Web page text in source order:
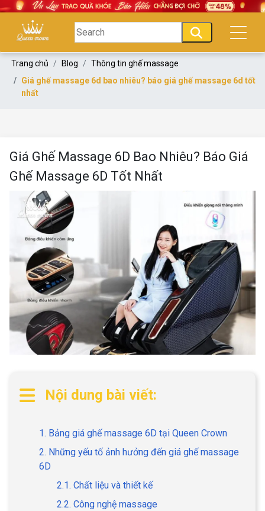
Trang chủ Blog
Thông tin ghế massage
Giá ghế massage 6d bao nhiêu? báo giá ghế massage 6d tốt
nhất
Giá Ghế Massage 6D Bao Nhiêu? Báo Giá
Ghế Massage 6D Tốt Nhất
Nội dung bài viết:
1. Bảng giá ghế massage 6D tại Queen Crown
2. Những yếu tố ảnh hưởng đến giá ghế massage
6D
2.1. Chất liệu và thiết kế
2.2. Công nghệ massage